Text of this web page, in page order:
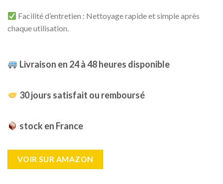
Facilité d’entretien : Nettoyage rapide et simple après
chaque utilisation.
Livraison en 24 à 48 heures disponible
30 jours satisfait ou remboursé
stock en France
VOIR SUR AMAZON